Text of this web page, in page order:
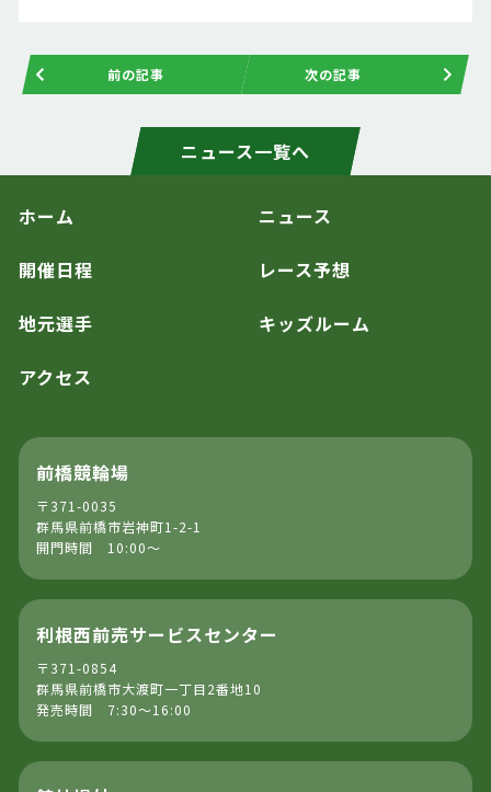
前の記事 次の記事
ニュース一覧へ
ホーム ニュース
開催日程 レース予想
地元選手 キッズルーム
アクセス
前橋競輪場
〒371-0035
群馬県前橋市岩神町1-2-1
開門時間 10:00～
利根西前売サービスセンター
〒371-0854
群馬県前橋市大渡町一丁目2番地10
発売時間 7:30～16:00